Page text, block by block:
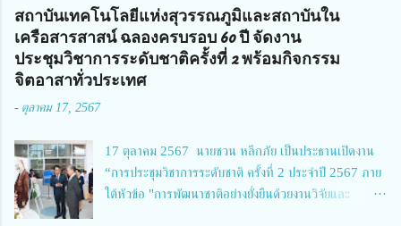
การวิทยาลัยสารพัดช่างกำแพงเพชร 3.นางสาวหัตถาภรณ์ เสาร์เรือน ผู้อำนวย
การวิทยาลัยการอาชีพบ้านตาก 4.นางเพ็ญศรี ขุนทอง ผู้อำนวยการวิทยาลัย
การอาชีพรัตนประสิทธิ์วิทย์ 5.นายธเนศ คงวังทอง ผู้อำนวยการวิทยาลัย
เกษตรและเทคโนโลยีพิจิตร 6.นายชัยณรงค์ คชมาตย์ ผู้อำนวยการวิทยาลัย
8.นายณัฐกฤต ภูทวี รองผู้อำนวยการวิทยาลัยเทคนิคตาก นายจักรภพ กล่าว
ยาวนาน มีบุคลากร นักเรียน นักศึกษาจำนวนมาก ต้องการควา...
สถาบันเทคโนโลยีแห่งสุวรรณภูมิและสถาบันใน
เครือสารสาสน์ ฉลองครบรอบ 60 ปี จัดงาน
ประชุมวิชาการระดับชาติครั้งที่ 2 พร้อมกิจกรรม
จิตอาสาทั่วประเทศ
- ตุลาคม 17, 2567
17 ตุลาคม 2567 นายชวน หลีกภัย เป็นประธานเปิดงาน
“การประชุมวิชาการระดับชาติ ครั้งที่ 2 ประจำปี 2567 ภาย
ใต้หัวข้อ "การพัฒนาชาติอย่างยั่งยืนด้วยงานวิจัยและ